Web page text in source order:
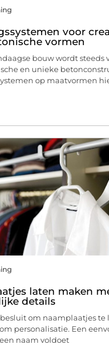
voor
vormen
bouw wordt steeds
en unieke
op maatvormen
laten maken
details
om naamplaatjes te
personalisatie. Een
naam voldoet